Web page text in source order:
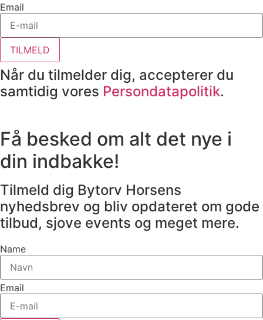
Email
TILMELD
Når du tilmelder dig, accepterer du
samtidig vores Persondatapolitik.
Få besked om alt det nye i
din indbakke!
Tilmeld dig Bytorv Horsens
nyhedsbrev og bliv opdateret om gode
tilbud, sjove events og meget mere.
Name
Email